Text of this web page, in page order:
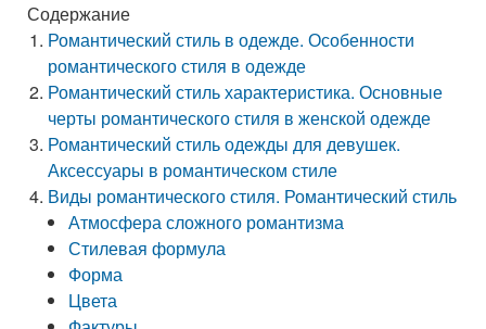
Содержание
Романтический стиль в одежде. Особенности
романтического стиля в одежде
Романтический стиль характеристика. Основные
черты романтического стиля в женской одежде
Романтический стиль одежды для девушек.
Аксессуары в романтическом стиле
Виды романтического стиля. Романтический стиль
Атмосфера сложного романтизма
Стилевая формула
Форма
Цвета